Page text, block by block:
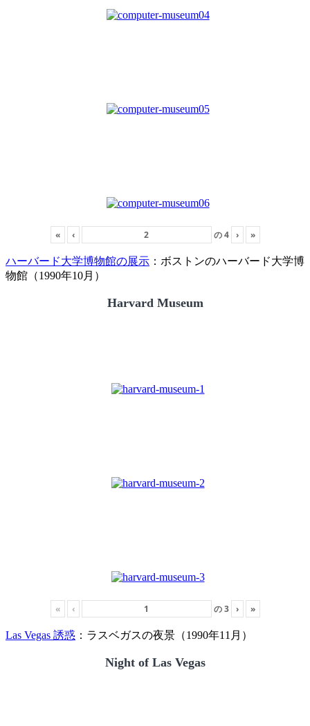
« ‹ の4 › »
ハーバード大学博物館の展示 ：ボストンのハーバード大学博
物館（1990年10月）
Harvard Museum
« ‹ の3 › »
Las Vegas 誘惑 ：ラスベガスの夜景（1990年11月）
Night of Las Vegas